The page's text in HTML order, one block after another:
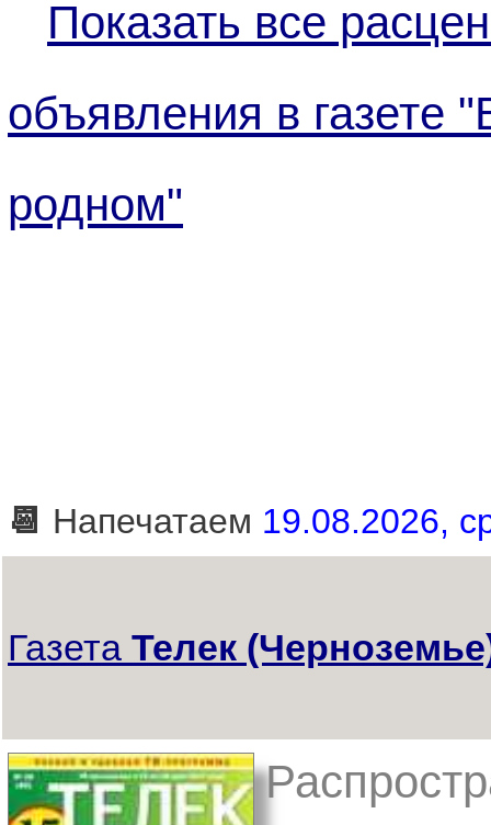
Показать все
объявления в газете
родном"
📆 Напечатаем 19.08.2026,
Газета Телек